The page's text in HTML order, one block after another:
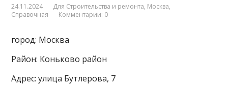
24.11.2024 Для Строительства и ремонта, Москва,
Справочная
Комментарии: 0
город: Москва
Район: Коньково район
Адрес: улица Бутлерова, 7